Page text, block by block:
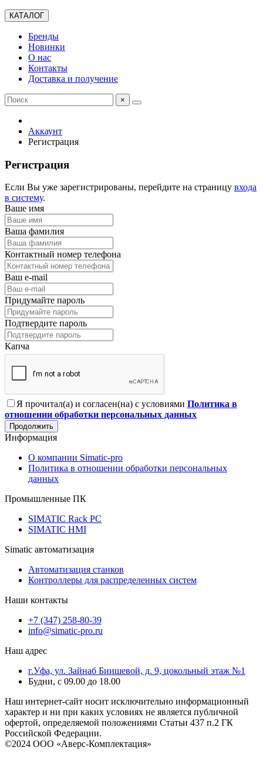
КАТАЛОГ
Бренды
Новинки
О нас
Контакты
Доставка и получение
×
Аккаунт
Регистрация
Регистрация
Если Вы уже зарегистрированы, перейдите на страницу входа
в систему.
Ваше имя
Ваша фамилия
Контактный номер телефона
Ваш e-mail
Придумайте пароль
Подтвердите пароль
Капча
Я прочитал(а) и согласен(на) с условиями Политика в
отношении обработки персональных данных
Продолжить
Информация
О компании Simatic-pro
Политика в отношении обработки персональных
данных
Промышленные ПК
SIMATIC Rack PC
SIMATIC HMI
Simatic автоматизация
Автоматизация станков
Контроллеры для распределенных систем
Наши контакты
+7 (347) 258-80-39
info@simatic-pro.ru
Наш адрес
г.Уфа, ул. Зайнаб Биишевой, д. 9, цокольный этаж №1
Будни, с 09.00 до 18.00
Наш интернет-сайт носит исключительно информационный
характер и ни при каких условиях не является публичной
офертой, определяемой положениями Статьи 437 п.2 ГК
Российской Федерации.
©2024 ООО «Аверс-Комплектация»